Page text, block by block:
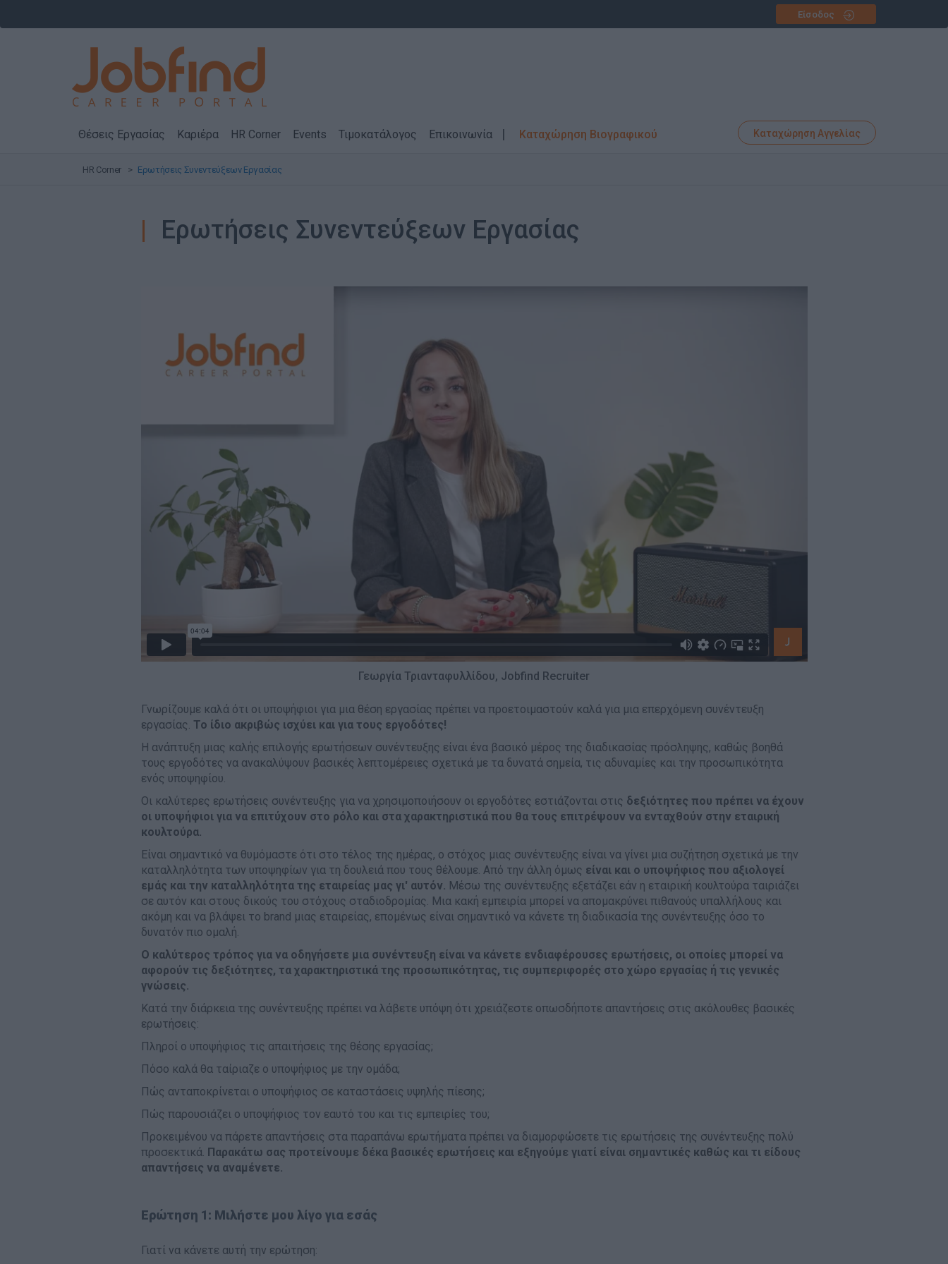
Είσοδος
Θέσεις Εργασίας Καριέρα HR Corner Events Τιμοκατάλογος Επικοινωνία Καταχώρηση Βιογραφικού Καταχώρηση Αγγελίας
HR Corner Ερωτήσεις Συνεντεύξεων Εργασίας
Ερωτήσεις Συνεντεύξεων Εργασίας
Γεωργία Τριανταφυλλίδου, Jobfind Recruiter
Γνωρίζουμε καλά ότι οι υποψήφιοι για μια θέση εργασίας πρέπει να προετοιμαστούν καλά για μια επερχόμενη συνέντευξη
εργασίας. Το ίδιο ακριβώς ισχύει και για τους εργοδότες!
Η ανάπτυξη μιας καλής επιλογής ερωτήσεων συνέντευξης είναι ένα βασικό μέρος της διαδικασίας πρόσληψης, καθώς βοηθά
τους εργοδότες να ανακαλύψουν βασικές λεπτομέρειες σχετικά με τα δυνατά σημεία, τις αδυναμίες και την προσωπικότητα
ενός υποψηφίου.
Οι καλύτερες ερωτήσεις συνέντευξης για να χρησιμοποιήσουν οι εργοδότες εστιάζονται στις δεξιότητες που πρέπει να έχουν
οι υποψήφιοι για να επιτύχουν στο ρόλο και στα χαρακτηριστικά που θα τους επιτρέψουν να ενταχθούν στην εταιρική
κουλτούρα.
Είναι σημαντικό να θυμόμαστε ότι στο τέλος της ημέρας, ο στόχος μιας συνέντευξης είναι να γίνει μια συζήτηση σχετικά με την
καταλληλότητα των υποψηφίων για τη δουλειά που τους θέλουμε. Από την άλλη όμως είναι και ο υποψήφιος που αξιολογεί
εμάς και την καταλληλότητα της εταιρείας μας γι' αυτόν. Μέσω της συνέντευξης εξετάζει εάν η εταιρική κουλτούρα ταιριάζει
σε αυτόν και στους δικούς του στόχους σταδιοδρομίας. Μια κακή εμπειρία μπορεί να απομακρύνει πιθανούς υπαλλήλους και
ακόμη και να βλάψει το brand μιας εταιρείας, επομένως είναι σημαντικό να κάνετε τη διαδικασία της συνέντευξης όσο το
δυνατόν πιο ομαλή.
Ο καλύτερος τρόπος για να οδηγήσετε μια συνέντευξη είναι να κάνετε ενδιαφέρουσες ερωτήσεις, οι οποίες μπορεί να
αφορούν τις δεξιότητες, τα χαρακτηριστικά της προσωπικότητας, τις συμπεριφορές στο χώρο εργασίας ή τις γενικές
γνώσεις.
Κατά την διάρκεια της συνέντευξης πρέπει να λάβετε υπόψη ότι χρειάζεστε οπωσδήποτε απαντήσεις στις ακόλουθες βασικές
ερωτήσεις:
Πληροί ο υποψήφιος τις απαιτήσεις της θέσης εργασίας;
Πόσο καλά θα ταίριαζε ο υποψήφιος με την ομάδα;
Πώς ανταποκρίνεται ο υποψήφιος σε καταστάσεις υψηλής πίεσης;
Πώς παρουσιάζει ο υποψήφιος τον εαυτό του και τις εμπειρίες του;
Προκειμένου να πάρετε απαντήσεις στα παραπάνω ερωτήματα πρέπει να διαμορφώσετε τις ερωτήσεις της συνέντευξης πολύ
προσεκτικά. Παρακάτω σας προτείνουμε δέκα βασικές ερωτήσεις και εξηγούμε γιατί είναι σημαντικές καθώς και τι είδους
απαντήσεις να αναμένετε.
Ερώτηση 1: Μιλήστε μου λίγο για εσάς
Γιατί να κάνετε αυτή την ερώτηση: